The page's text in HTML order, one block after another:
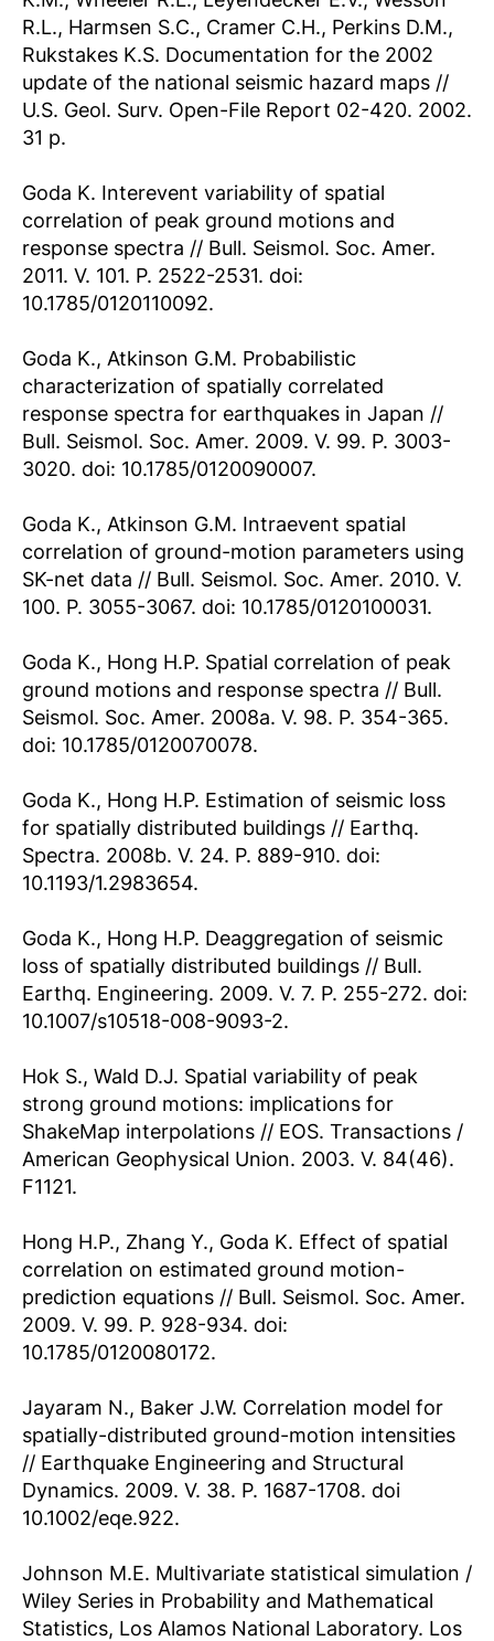
R.L., Harmsen S.C., Cramer C.H., Perkins D.M.,
Rukstakes K.S. Documentation for the 2002
update of the national seismic hazard maps //
U.S. Geol. Surv. Open-File Report 02-420. 2002.
31 p.
Goda K. Interevent variability of spatial
correlation of peak ground motions and
response spectra // Bull. Seismol. Soc. Amer.
2011. V. 101. P. 2522-2531. doi:
10.1785/0120110092.
Goda K., Atkinson G.M. Probabilistic
characterization of spatially correlated
response spectra for earthquakes in Japan //
Bull. Seismol. Soc. Amer. 2009. V. 99. P. 3003-
3020. doi: 10.1785/0120090007.
Goda K., Atkinson G.M. Intraevent spatial
correlation of ground-motion parameters using
SK-net data // Bull. Seismol. Soc. Amer. 2010. V.
100. P. 3055-3067. doi: 10.1785/0120100031.
Goda K., Hong H.P. Spatial correlation of peak
ground motions and response spectra // Bull.
Seismol. Soc. Amer. 2008a. V. 98. P. 354-365.
doi: 10.1785/0120070078.
Goda K., Hong H.P. Estimation of seismic loss
for spatially distributed buildings // Earthq.
Spectra. 2008b. V. 24. P. 889-910. doi:
10.1193/1.2983654.
Goda K., Hong H.P. Deaggregation of seismic
loss of spatially distributed buildings // Bull.
Earthq. Engineering. 2009. V. 7. P. 255-272. doi:
10.1007/s10518-008-9093-2.
Hok S., Wald D.J. Spatial variability of peak
strong ground motions: implications for
ShakeMap interpolations // EOS. Transactions /
American Geophysical Union. 2003. V. 84(46).
F1121.
Hong H.P., Zhang Y., Goda K. Effect of spatial
correlation on estimated ground motion-
prediction equations // Bull. Seismol. Soc. Amer.
2009. V. 99. P. 928-934. doi:
10.1785/0120080172.
Jayaram N., Baker J.W. Correlation model for
spatially-distributed ground-motion intensities
// Earthquake Engineering and Structural
Dynamics. 2009. V. 38. P. 1687-1708. doi
10.1002/eqe.922.
Johnson M.E. Multivariate statistical simulation /
Wiley Series in Probability and Mathematical
Statistics, Los Alamos National Laboratory. Los